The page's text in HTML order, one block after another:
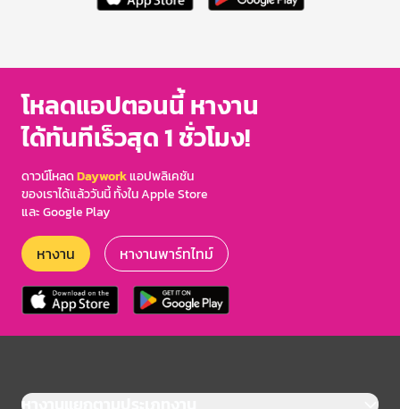
โหลดแอปตอนนี้ หางาน
ได้ทันทีเร็วสุด 1 ชั่วโมง!
ดาวน์โหลดDayworkแอปพลิเคชัน
ของเราได้แล้ววันนี้ ทั้งใน Apple Store
และ Google Play
หางาน หางานพาร์ทไทม์
หางานแยกตามประเภทงาน